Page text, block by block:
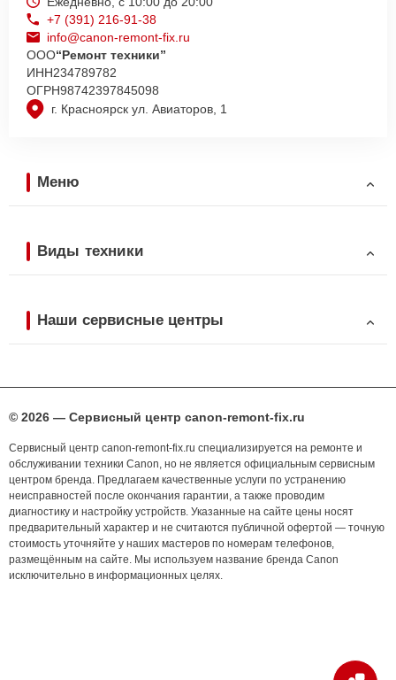
г. Красноярск ул. Авиаторов, 1
+7 (391) 216-91-38
info@canon-remont-fix.ru
ООО“Ремонт техники”
ИНН234789782
ОГРН98742397845098
Меню
Виды техники
Наши сервисные центры
© 2026 — Сервисный центр canon-remont-fix.ru
Сервисный центр canon-remont-fix.ru специализируется на ремонте и
обслуживании техники Canon, но не является официальным сервисным
центром бренда. Предлагаем качественные услуги по устранению
неисправностей после окончания гарантии, а также проводим
диагностику и настройку устройств. Указанные на сайте цены носят
предварительный характер и не считаются публичной офертой — точную
стоимость уточняйте у наших мастеров по номерам телефонов,
размещённым на сайте. Мы используем название бренда Canon
исключительно в информационных целях.